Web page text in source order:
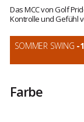
von
5
Das MCC von Golf
Kontrolle und Gefühl
SOMMER SWING -
Farbe